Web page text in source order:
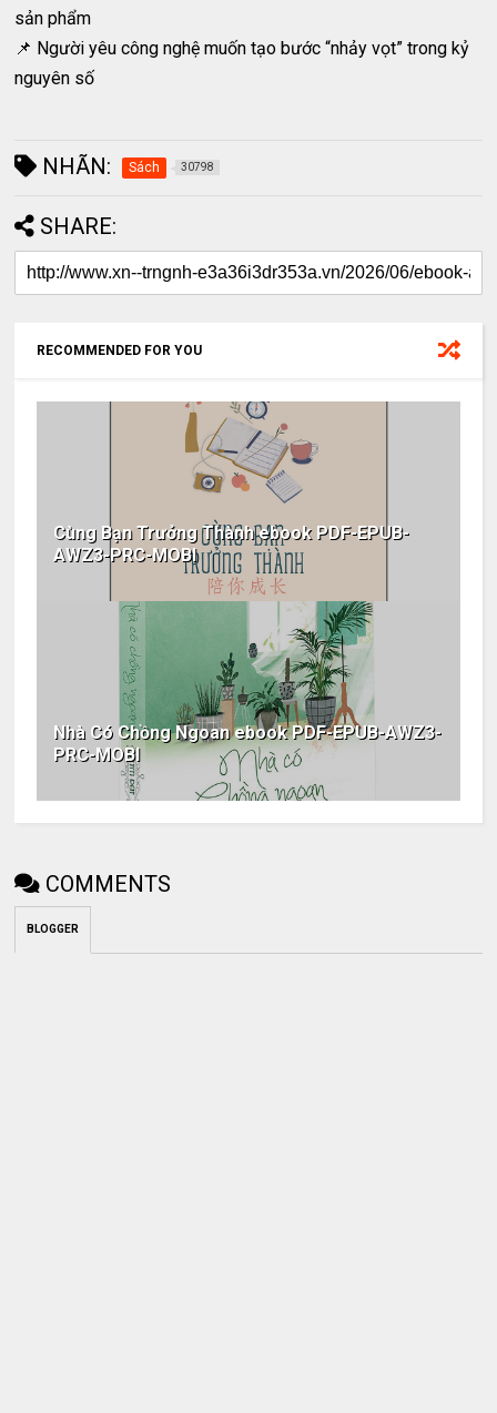
sản phẩm
📌 Người yêu công nghệ muốn tạo bước “nhảy vọt” trong kỷ
nguyên số
NHÃN: Sách 30798
SHARE:
RECOMMENDED FOR YOU
Cùng Bạn Trưởng Thành ebook PDF-EPUB-
AWZ3-PRC-MOBI
Nhà Có Chồng Ngoan ebook PDF-EPUB-AWZ3-
PRC-MOBI
COMMENTS
BLOGGER